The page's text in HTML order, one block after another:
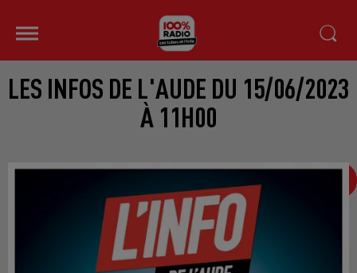
LES INFOS DE L'AUDE DU 15/06/2023
À 11H00